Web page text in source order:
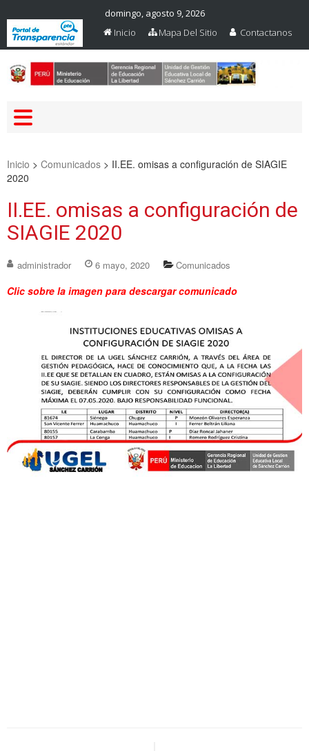
domingo, agosto 9, 2026
Inicio
Mapa Del Sitio Contactanos
Inicio > Comunicados > II.EE. omisas a configuración de SIAGIE
2020
II.EE. omisas a configuración de
SIAGIE 2020
administrador 6 mayo, 2020 Comunicados
Clic sobre la imagen para descargar comunicado